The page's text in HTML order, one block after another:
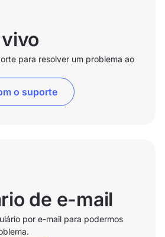
para resolver um problema ao
o suporte
de e-mail
por e-mail para podermos